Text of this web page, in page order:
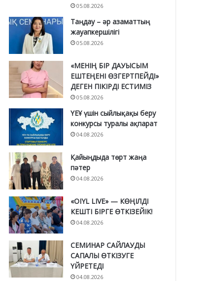
05.08.2026
Таңдау – әр азаматтың
жауапкершілігі
05.08.2026
«МЕНІҢ БІР ДАУЫСЫМ
ЕШТЕҢЕНІ ӨЗГЕРТПЕЙДІ»
ДЕГЕН ПІКІРДІ ЕСТИМІЗ
05.08.2026
ҮЕҰ үшін сыйлықақы беру
конкурсы туралы ақпарат
04.08.2026
Қайыңдыда төрт жаңа
пәтер
04.08.2026
«OIYL LIVE» — КӨҢІЛДІ
КЕШТІ БІРГЕ ӨТКІЗЕЙІК!
04.08.2026
СЕМИНАР САЙЛАУДЫ
САПАЛЫ ӨТКІЗУГЕ
ҮЙРЕТЕДІ
04.08.2026